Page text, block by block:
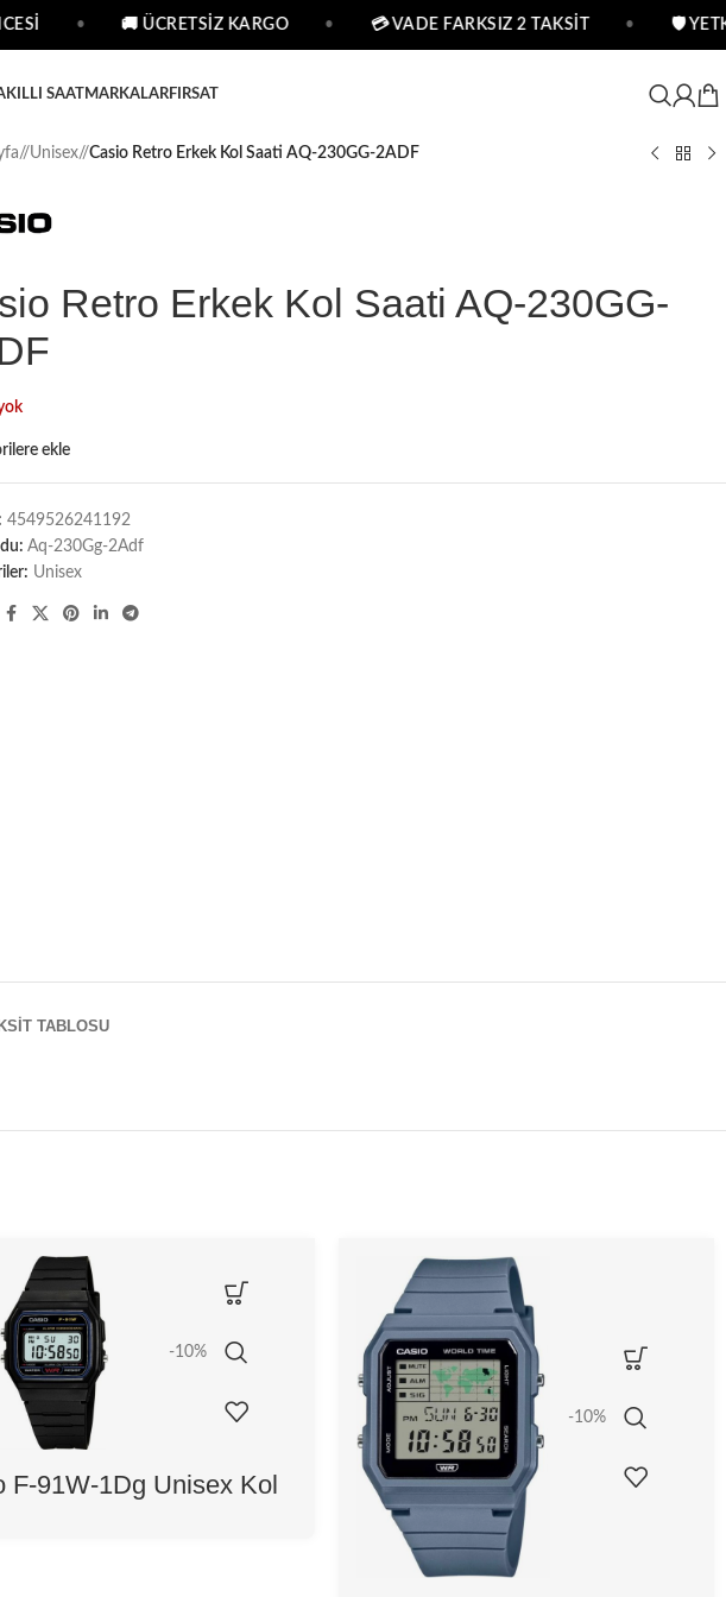
🚚 ÜCRETSİZ KARGO 💳 VADE FARKSIZ 2 TAKSİT 🛡
SAATMARKALARFIRSAT
/ Unisex/ Casio Retro Erkek Kol Saati AQ-230GG-2ADF
Retro Erkek Kol Saati AQ-230GG-
ekle
4549526241192
Aq-230Gg-2Adf
Unisex
TABLOSU
-10%
F-91W-1Dg Unisex Kol
-10%